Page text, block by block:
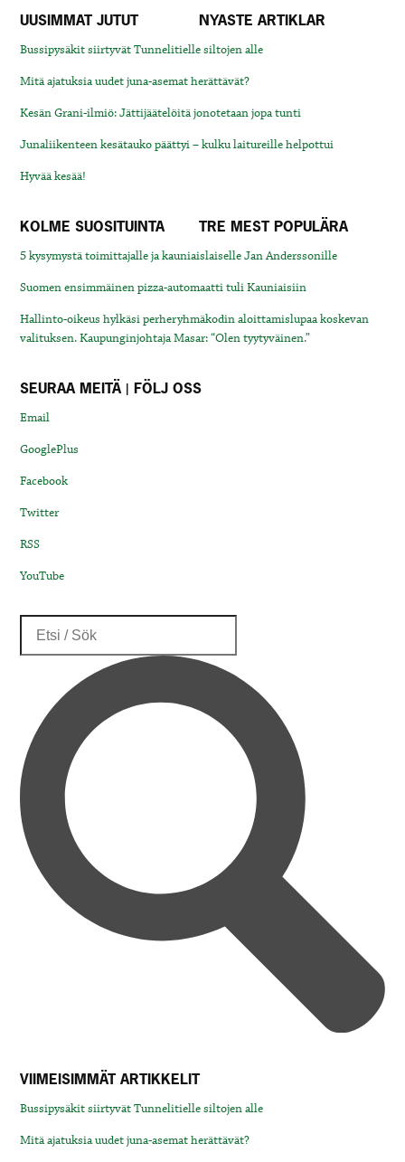
UUSIMMAT JUTUT NYASTE ARTIKLAR
Bussipysäkit siirtyvät Tunnelitielle siltojen alle
Mitä ajatuksia uudet juna-asemat herättävät?
Kesän Grani-ilmiö: Jättijäätelöitä jonotetaan jopa tunti
Junaliikenteen kesätauko päättyi – kulku laitureille helpottui
Hyvää kesää!
KOLME SUOSITUINTA TRE MEST POPULÄRA
5 kysymystä toimittajalle ja kauniaislaiselle Jan Anderssonille
Suomen ensimmäinen pizza-automaatti tuli Kauniaisiin
Hallinto-oikeus hylkäsi perheryhmäkodin aloittamislupaa koskevan
valituksen. Kaupunginjohtaja Masar: “Olen tyytyväinen.”
SEURAA MEITÄ | FÖLJ OSS
Email
GooglePlus
Facebook
Twitter
RSS
YouTube
VIIMEISIMMÄT ARTIKKELIT
Bussipysäkit siirtyvät Tunnelitielle siltojen alle
Mitä ajatuksia uudet juna-asemat herättävät?